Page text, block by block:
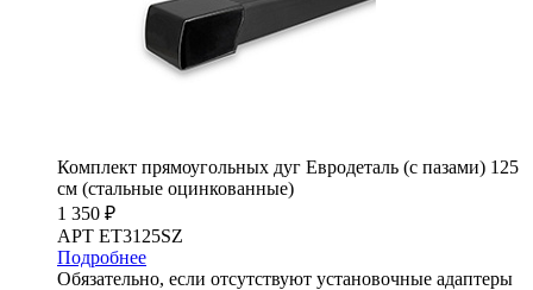
Комплект прямоугольных дуг Евродеталь (с пазами) 125
см (стальные оцинкованные)
1 350 ₽
АРТ ET3125SZ
Подробнее
Обязательно, если отсутствуют установочные адаптеры